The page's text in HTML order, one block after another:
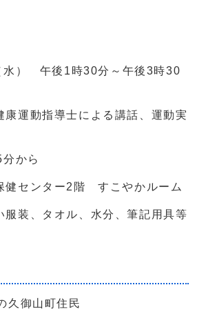
） 午後1時30分～午後3時30
運動指導士による講話、運動実
から
センター2階 すこやかルーム
装、タオル、水分、筆記用具等
久御山町住民